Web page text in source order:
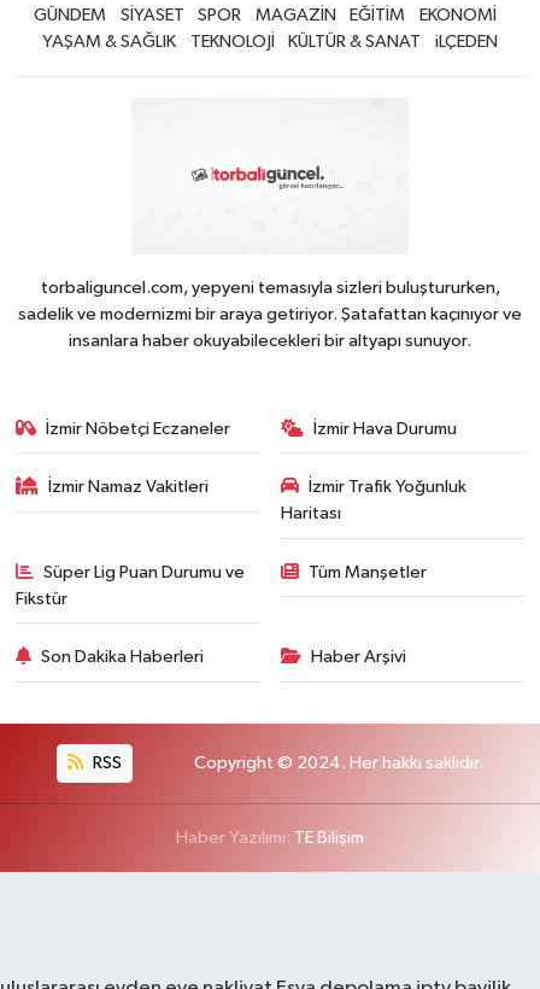
GÜNDEM SİYASET SPOR MAGAZİN EĞİTİM
EKONOMİ
YAŞAM & SAĞLIK
TEKNOLOJİ KÜLTÜR & SANAT iLÇEDEN
torbaliguncel.com, yepyeni temasıyla sizleri buluştururken,
sadelik ve modernizmi bir araya getiriyor. Şatafattan kaçınıyor ve
insanlara haber okuyabilecekleri bir altyapı sunuyor.
İzmir Nöbetçi Eczaneler İzmir Hava Durumu
İzmir Namaz Vakitleri
İzmir Trafik Yoğunluk
Haritası
Süper Lig Puan Durumu ve
Fikstür
Tüm Manşetler
Son Dakika Haberleri Haber Arşivi
RSS Copyright © 2024. Her hakkı saklıdır.
Haber Yazılımı: TE Bilişim